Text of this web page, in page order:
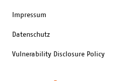
Impressum
Datenschutz
Vulnerability Disclosure Policy